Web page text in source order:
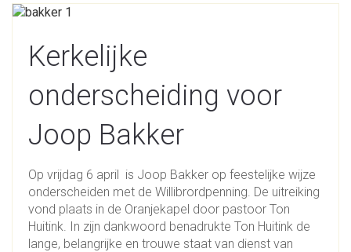
Kerkelijke
onderscheiding voor
Joop Bakker
Op vrijdag 6 april is Joop Bakker op feestelijke wijze
onderscheiden met de Willibrordpenning. De uitreiking
vond plaats in de Oranjekapel door pastoor Ton
Huitink. In zijn dankwoord benadrukte Ton Huitink de
lange, belangrijke en trouwe staat van dienst van